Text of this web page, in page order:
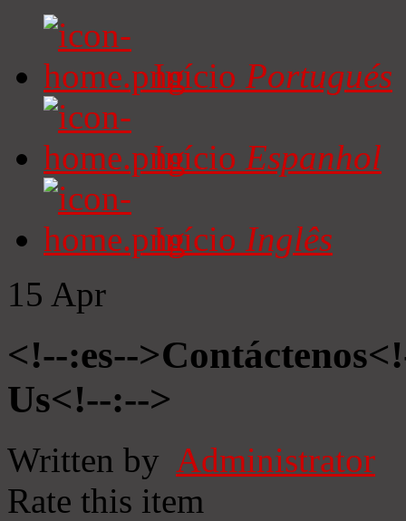
Início Portugués
Início Espanhol
Início Inglês
15 Apr
<!--:es--
Us<!--:-->
Written by Administrator
Rate this item